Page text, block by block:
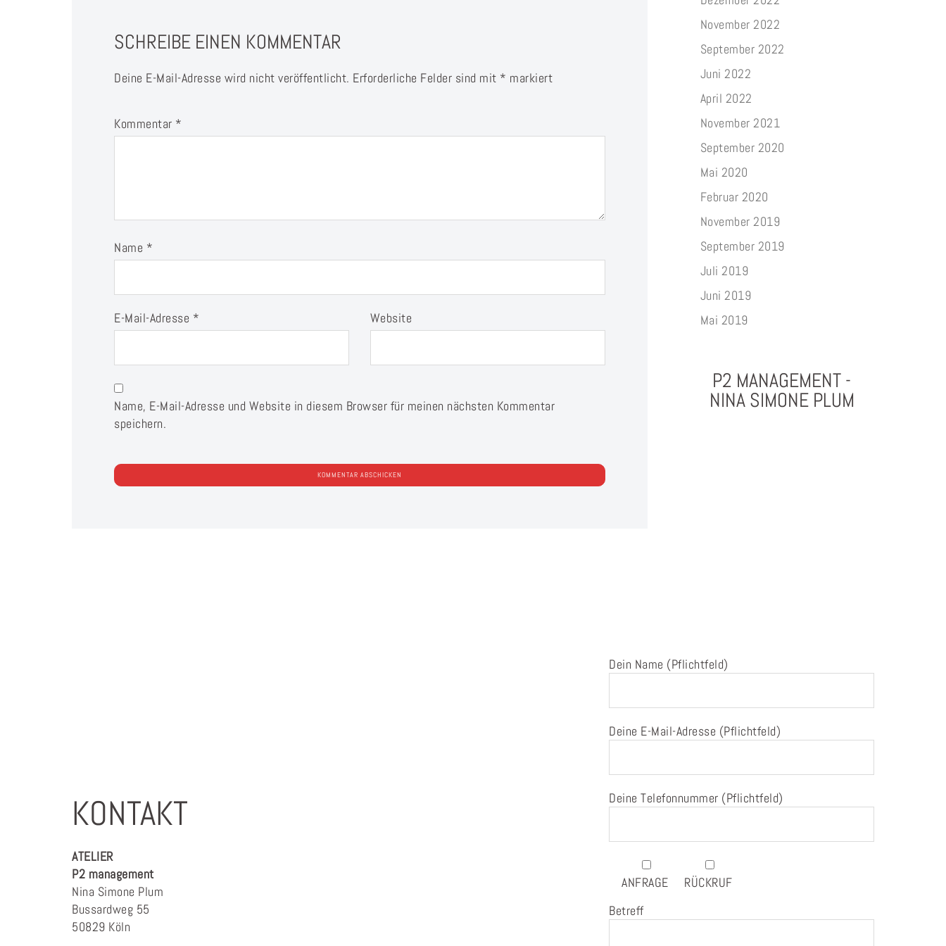
SCHREIBE EINEN KOMMENTAR
Deine E-Mail-Adresse wird nicht veröffentlicht. Erforderliche Felder sind mit * markiert
Kommentar *
Name *
E-Mail-Adresse * Website
Name, E-Mail-Adresse und Website in diesem Browser für meinen nächsten Kommentar
speichern.
November 2022
September 2022
Juni 2022
April 2022
November 2021
September 2020
Mai 2020
Februar 2020
November 2019
September 2019
Juli 2019
Juni 2019
Mai 2019
P2 MANAGEMENT -
NINA SIMONE PLUM
KONTAKT
ATELIER
P2 management
Nina Simone Plum
Bussardweg 55
50829 Köln
Dein Name (Pflichtfeld)
Deine E-Mail-Adresse (Pflichtfeld)
Deine Telefonnummer (Pflichtfeld)
ANFRAGE
RÜCKRUF
Betreff